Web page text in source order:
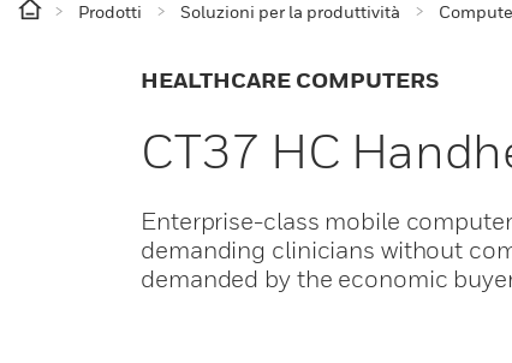
Prodotti Soluzioni per la produttività
HEALTHCARE COMPUTERS
CT37 HC
Enterprise-class mobile
demanding clinicians without
demanded by the economic